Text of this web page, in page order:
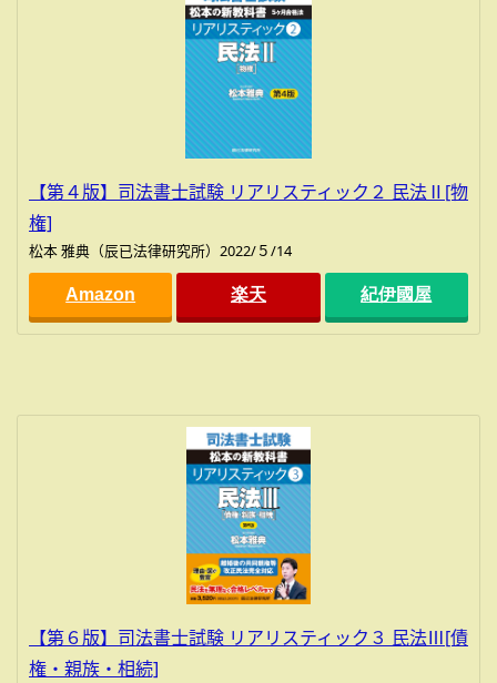
【第４版】司法書士試験 リアリスティック２ 民法Ⅱ[物
権]
松本 雅典（辰已法律研究所）2022/５/14
Amazon 楽天 紀伊國屋
【第６版】司法書士試験 リアリスティック３ 民法Ⅲ[債
権・親族・相続]